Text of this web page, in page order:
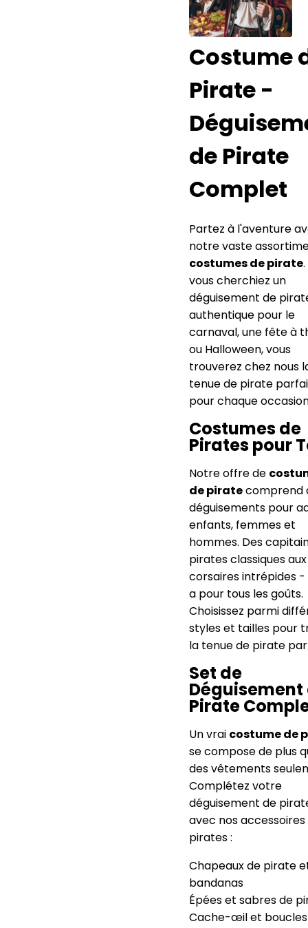
Costume
Pirate -
de Pirate
Complet
Partez à l'aventure
notre vaste
costumes de pirate
vous cherchiez un
déguisement de
authentique pour le
carnaval, une fête à
ou Halloween, vous
trouverez chez nous
tenue de pirate
pour chaque
Costumes de
Pirates pour
Notre offre de
de piratecomprend
déguisements pour
enfants, femmes et
hommes. Des
pirates classiques aux
corsaires intrépides -
a pour tous les goûts.
Choisissez parmi
styles et tailles pour
la tenue de pirate
Set de
Déguisement
Pirate
Un vrai costume de
se compose de plus
des vêtements
Complétez votre
déguisement de
avec nos accessoires
pirates :
Chapeaux de pirate
bandanas
Épées et sabres de
Cache-œil et boucles